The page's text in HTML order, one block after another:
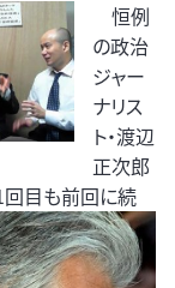
恒例
の政治
ジャー
ナリス
ト・渡辺
正次郎
回目も前回に続